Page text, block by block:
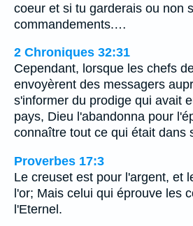
coeur et si tu garderais ou non
commandements.…
2 Chroniques 32:31
Cependant, lorsque les chefs
envoyèrent des messagers
s'informer du prodige qui avait
pays, Dieu l'abandonna pour
connaître tout ce qui était dans
Proverbes 17:3
Le creuset est pour l'argent, et
l'or; Mais celui qui éprouve les
l'Eternel.